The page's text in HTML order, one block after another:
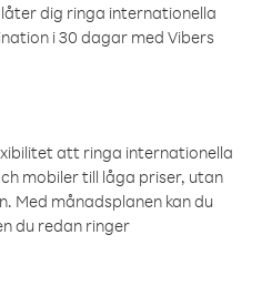
dig ringa internationella
i 30 dagar med Vibers
att ringa internationella
mobiler till låga priser, utan
Med månadsplanen kan du
du redan ringer